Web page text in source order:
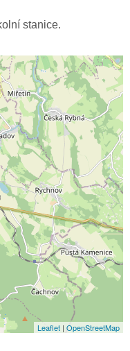
stanice.
Leaflet | OpenStreetMap